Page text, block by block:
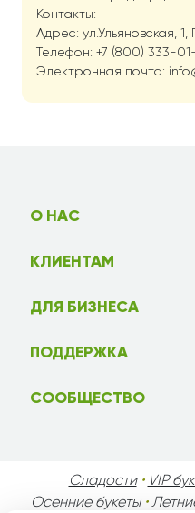
Контакты:
Адрес: ул.Ульяновская,
Телефон: +7 (800) 333-
Электронная почта:
О НАС
КЛИЕНТАМ
ДЛЯ БИЗНЕСА
ПОДДЕРЖКА
СООБЩЕСТВО
Сладости• VIP
Осенние букеты•